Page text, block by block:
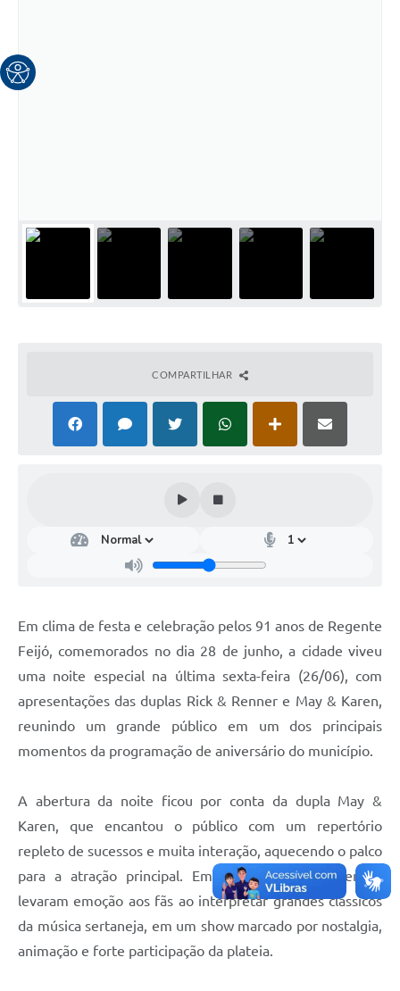
COMPARTILHAR
Em clima de festa e celebração pelos 91 anos de Regente
Feijó, comemorados no dia 28 de junho, a cidade viveu
uma noite especial na última sexta-feira (26/06), com
apresentações das duplas Rick & Renner e May & Karen,
reunindo um grande público em um dos principais
momentos da programação de aniversário do município.
A abertura da noite ficou por conta da dupla May &
Karen, que encantou o público com um repertório
repleto de sucessos e muita interação, aquecendo o palco
para a atração principal. Em seguida, Rick & Renner
levaram emoção aos fãs ao interpretar grandes clássicos
da música sertaneja, em um show marcado por nostalgia,
animação e forte participação da plateia.